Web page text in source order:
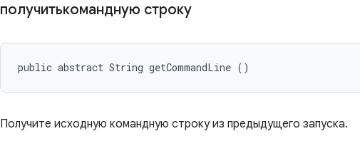
получитькомандную строку
public abstract String getCommandLine ()
Получите исходную командную строку из предыдущего запуска.